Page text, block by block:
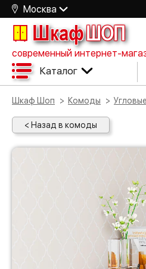
Москва
ШкафШОП
современный интернет-
Каталог
Шкаф Шоп Комоды
< Назад в комоды